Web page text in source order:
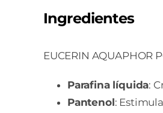
Ingredientes
EUCERIN AQUAPHOR
Parafina líquida:
Pantenol: